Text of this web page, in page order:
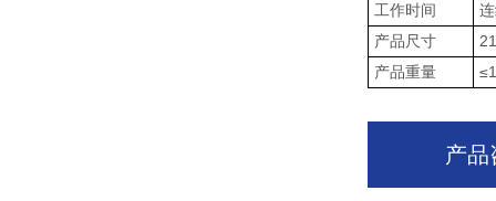
工作时间
产品尺寸
产品重量
产品